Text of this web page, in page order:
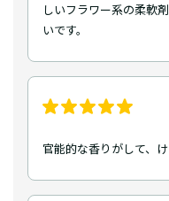
しいフラワー系の柔軟
いです。
官能的な香りがして、